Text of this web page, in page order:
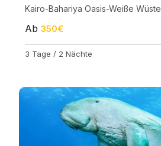
Kairo-Bahariya Oasis-Weiße Wüste
Ab 350€
3 Tage / 2 Nächte